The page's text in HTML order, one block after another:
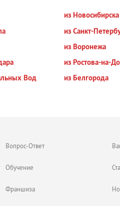
из Новосибирска
из Санкт-
из Воронежа
из Ростова-на-
Вод из Белгорода
Вопрос-Ответ
Обучение
Франшиза